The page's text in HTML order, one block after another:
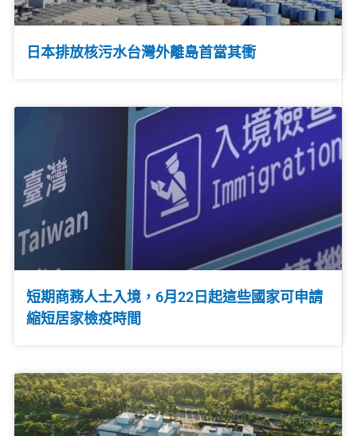
日本排放核污水台灣外離島首當其衝
短期商務人士入境，6月22日起這些國家可申請
縮短居家檢疫時間